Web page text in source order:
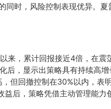
同时，风险控制表现优异。夏
来，累计回报接近4倍，在震
后，显示出策略具有持续高增
，但回撤控制在30%以内，表
益后，策略凭借主动管理能力